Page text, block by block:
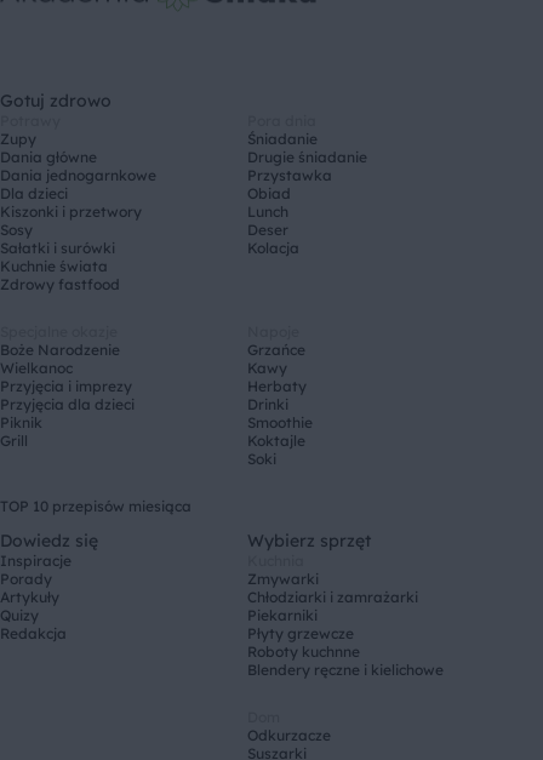
Gotuj zdrowo
Zupy
Dania główne
Dania jednogarnkowe
Dla dzieci
Kiszonki i przetwory
Sosy
Sałatki i surówki
Kuchnie świata
Zdrowy fastfood
Śniadanie
Drugie śniadanie
Przystawka
Obiad
Lunch
Deser
Kolacja
Boże Narodzenie
Wielkanoc
Przyjęcia i imprezy
Przyjęcia dla dzieci
Piknik
Grill
Grzańce
Kawy
Herbaty
Drinki
Smoothie
Koktajle
Soki
TOP 10 przepisów miesiąca
Dowiedz się
Inspiracje
Porady
Artykuły
Quizy
Redakcja
Wybierz sprzęt
Zmywarki
Chłodziarki i zamrażarki
Piekarniki
Płyty grzewcze
Roboty kuchnne
Blendery ręczne i kielichowe
Odkurzacze
Suszarki